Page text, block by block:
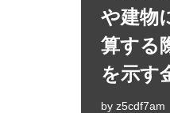
や建物
算する
を示す
by z5cdf7am